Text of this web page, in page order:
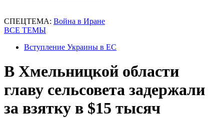
СПЕЦТЕМА: Война в Иране
ВСЕ ТЕМЫ
Вступление Украины в ЕС
В Хмельницкой области
главу сельсовета задержали
за взятку в $15 тысяч